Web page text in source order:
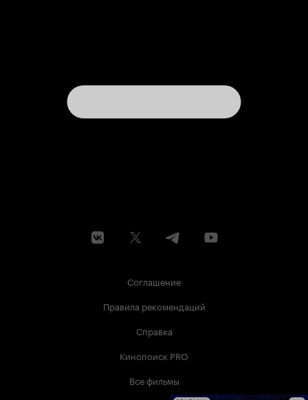
Соглашение
Правила рекомендаций
Справка
Кинопоиск PRO
Все фильмы